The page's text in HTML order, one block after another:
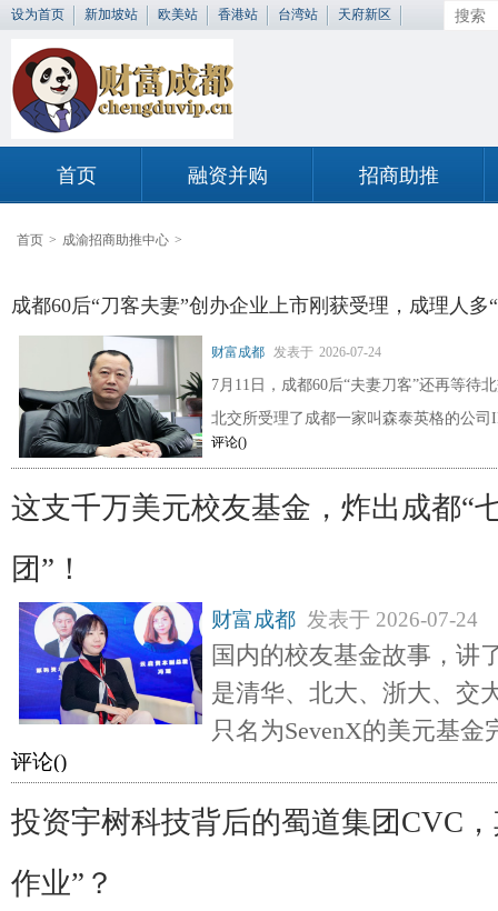
设为首页 新加坡站 欧美站 香港站 台湾站 天府新区
首页 融资并购 招商助推
首页 > 成渝招商助推中心 >
成都60后“刀客夫妻”创办企业上市刚获受理，成理人
财富成都 发表于 2026-07-24
7月11日，成都60后“夫妻刀客”还再等待
北交所受理了成都一家叫森泰英格的公
评论()
这支千万美元校友基金，炸出成都“
团”！
财富成都 发表于 2026-07-24
国内的校友基金故事，讲
是清华、北大、浙大、交
只名为SevenX的美元基
评论()
投资宇树科技背后的蜀道集团CVC
作业”？